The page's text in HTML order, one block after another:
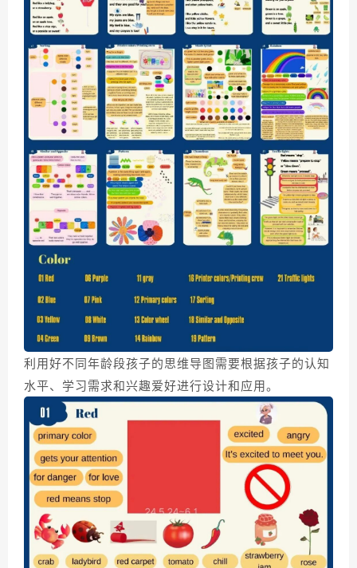
利用好不同年龄段孩子的思维导图需要根据孩子的认知
水平、学习需求和兴趣爱好进行设计和应用。